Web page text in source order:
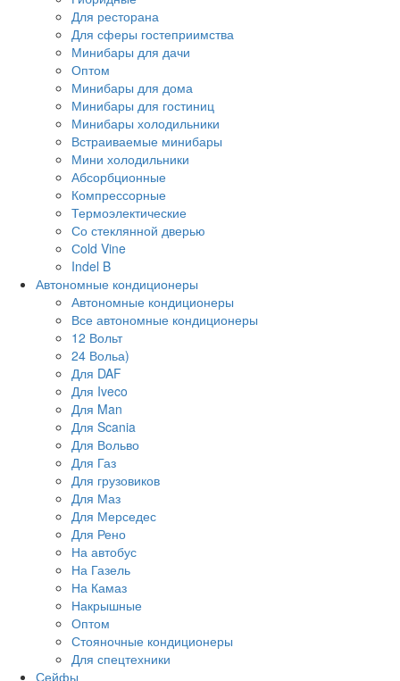
Для ресторана
Для сферы гостеприимства
Минибары для дачи
Оптом
Минибары для дома
Минибары для гостиниц
Минибары холодильники
Встраиваемые минибары
Мини холодильники
Абсорбционные
Компрессорные
Термоэлектические
Со стеклянной дверью
Сold Vine
Indel B
Автономные кондиционеры
Автономные кондиционеры
Все автономные кондиционеры
12 Вольт
24 Вольа)
Для DAF
Для Iveco
Для Man
Для Scania
Для Вольво
Для Газ
Для грузовиков
Для Маз
Для Мерседес
Для Рено
На автобус
На Газель
На Камаз
Накрышные
Оптом
Стояночные кондиционеры
Для спецтехники
Сейфы